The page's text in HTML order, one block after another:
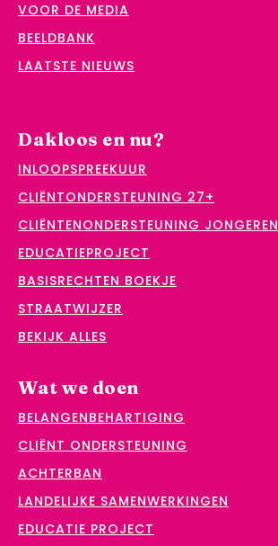
VOOR DE MEDIA
BEELDBANK
LAATSTE NIEUWS
Dakloos en nu?
INLOOPSPREEKUUR
CLIËNTONDERSTEUNING 27+
CLIËNTENONDERSTEUNING JONGEREN
EDUCATIEPROJECT
BASISRECHTEN BOEKJE
STRAATWIJZER
BEKIJK ALLES
Wat we doen
BELANGENBEHARTIGING
CLIËNT ONDERSTEUNING
ACHTERBAN
LANDELIJKE SAMENWERKINGEN
EDUCATIE PROJECT